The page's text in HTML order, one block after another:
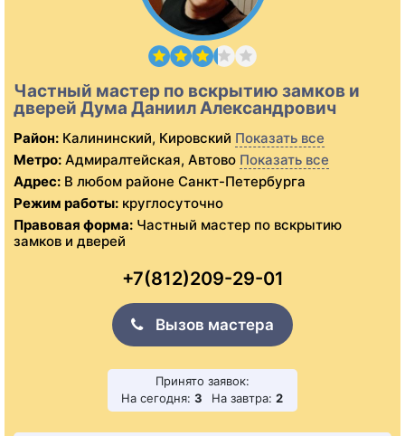
Частный мастер по вскрытию замков и
дверей Дума Даниил Александрович
Район: Калининский, Кировский Показать все
Метро: Адмиралтейская, Автово Показать все
Адрес: В любом районе Санкт-Петербурга
Режим работы: круглосуточно
Правовая форма: Частный мастер по вскрытию
замков и дверей
+7(812)209-29-01
Вызов мастера
Принято заявок:
На сегодня: 3 На завтра: 2